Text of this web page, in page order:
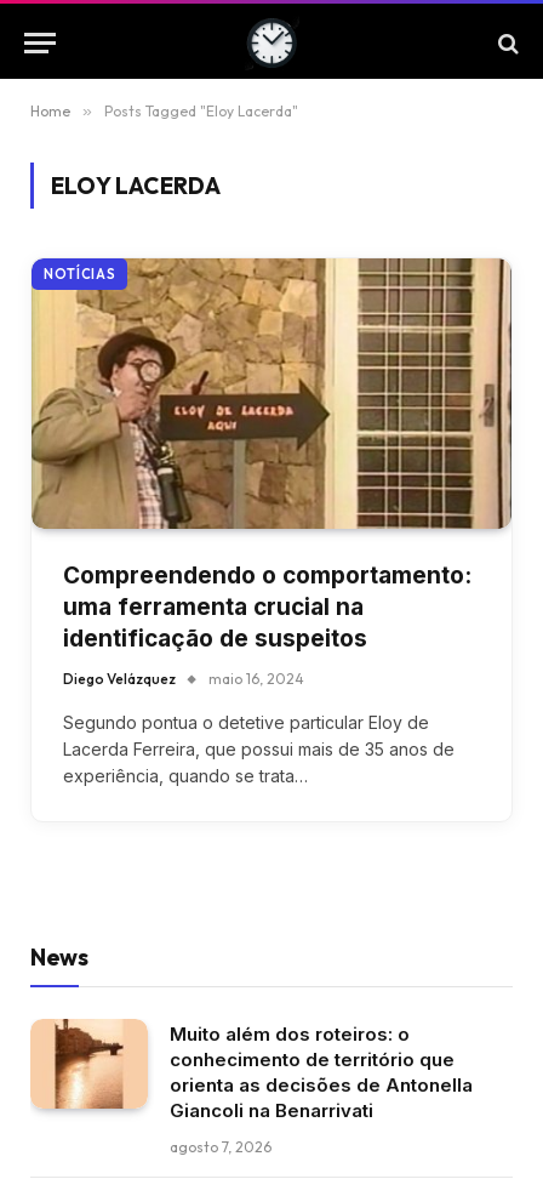
Home » Posts Tagged "Eloy Lacerda"
ELOY LACERDA
NOTÍCIAS
Compreendendo o comportamento:
uma ferramenta crucial na
identificação de suspeitos
Diego Velázquez maio 16, 2024
Segundo pontua o detetive particular Eloy de
Lacerda Ferreira, que possui mais de 35 anos de
experiência, quando se trata…
News
Muito além dos roteiros: o
conhecimento de território que
orienta as decisões de Antonella
Giancoli na Benarrivati
agosto 7, 2026